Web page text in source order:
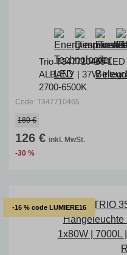
Trio T347710465
ALBANY | 37W
2700-6500K
Code: T347710465
180 €
126 € inkl. MwSt.
-30 %
-16 % code LUMIERE16